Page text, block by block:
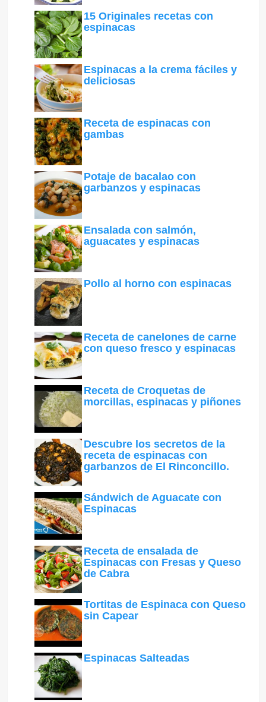
15 Originales recetas con
espinacas
Espinacas a la crema fáciles y
deliciosas
Receta de espinacas con
gambas
Potaje de bacalao con
garbanzos y espinacas
Ensalada con salmón,
aguacates y espinacas
Pollo al horno con espinacas
Receta de canelones de carne
con queso fresco y espinacas
Receta de Croquetas de
morcillas, espinacas y piñones
Descubre los secretos de la
receta de espinacas con
garbanzos de El Rinconcillo.
Sándwich de Aguacate con
Espinacas
Receta de ensalada de
Espinacas con Fresas y Queso
de Cabra
Tortitas de Espinaca con Queso
sin Capear
Espinacas Salteadas